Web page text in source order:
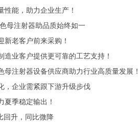
能，助力企业生产！
母注射器助品质始终如一
新老客户前来采购！
业客户提供更可靠的工艺支持！
注射器设备供应商助力行业高质量发展！
，企业需紧跟下游升级步伐
夏季稳定输出！
回升，同比微降